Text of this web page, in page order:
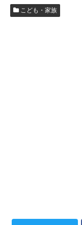
こども・家族